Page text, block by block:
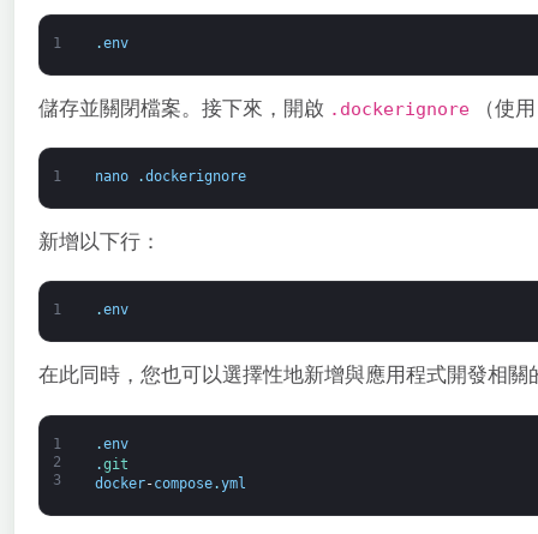
1 .env
儲存並關閉檔案。接下來，開啟 .dockerignore （使
1 nano .dockerignore
新增以下行：
1 .env
在此同時，您也可以選擇性地新增與應用程式開發相關
1
2
3
.env
.git
docker-compose.yml